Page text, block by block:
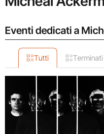
Eventi dedicati a
Tutti Terminati